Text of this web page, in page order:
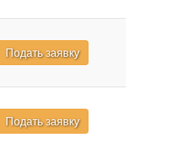
Подать заявку
Подать заявку